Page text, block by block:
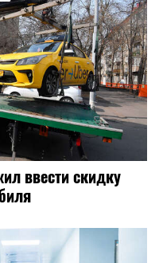
ввести скидку